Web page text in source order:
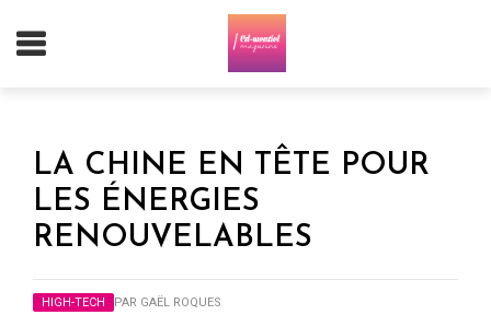
LA CHINE EN TÊTE POUR
LES ÉNERGIES
RENOUVELABLES
HIGH-TECH PAR GAËL ROQUES